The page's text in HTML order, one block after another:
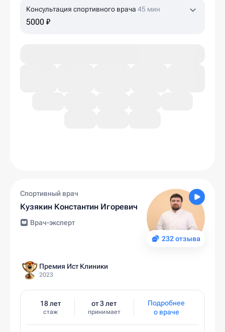
Консультация спортивного врача 45 мин
5000 ₽
232 отзыва
Спортивный врач
Кузякин Константин Игоревич
Врач-эксперт
Премия Ист Клиники
2023
18 лет
стаж
от 3 лет
принимает
Подробнее
о враче